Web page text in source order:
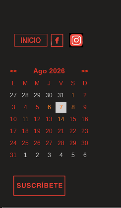
<< Ago 2026
>>
L
M M J V S
D
27
28 29 30 31 1
2
3
4 5 6 7 8
9
10
11 12 13 14 15
16
17
18 19 20 21 22
23
24
25 26 27 28 29
30
31
1 2 3 4 5 6